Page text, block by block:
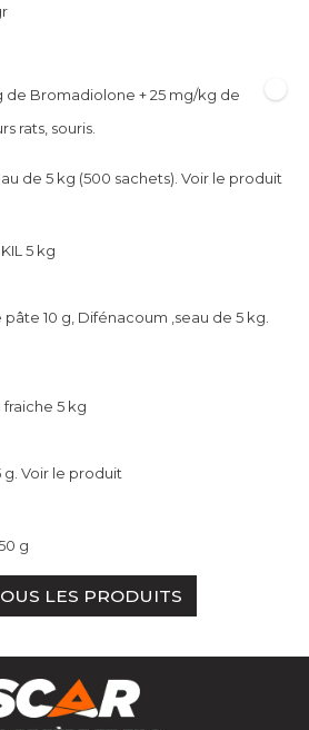
de Bromadiolone + 25 mg/kg de
rats, souris.
de 5 kg (500 sachets). Voir le produit
5 kg
10 g, Difénacoum ,seau de 5 kg.
5 kg
Voir le produit
g
LES PRODUITS